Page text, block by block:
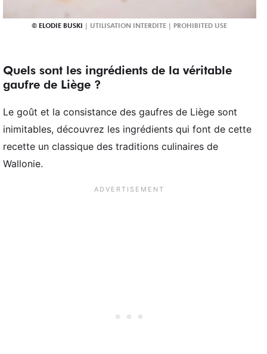
ELODIE BUSKI
Quels sont les ingrédients de la véritable
gaufre de Liège ?
Le goût et la consistance des gaufres de Liège sont
inimitables, découvrez les ingrédients qui font de cette
recette un classique des traditions culinaires de
Wallonie.